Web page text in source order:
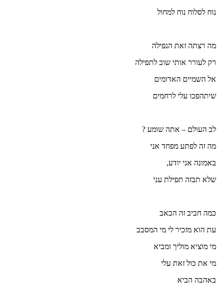
נוח לסלוח נוח למחול
מה רצתה זאת הנפילה
רק לעורר אותי שוב לתפילה
אל השמיים האדומים
שיתהפכו עלי לרחמים
לב העולם – אתה שומע ?
מה זה לפתע מפחד אני
באמונה אני יודע,
שלא תבזה תפילת עני
כמה חביב זה הכאב
עת הוא מזכיר לי מי המסבב
מי מוציא מוליך ומביא
מי את כול זאת עלי
באהבה הביא